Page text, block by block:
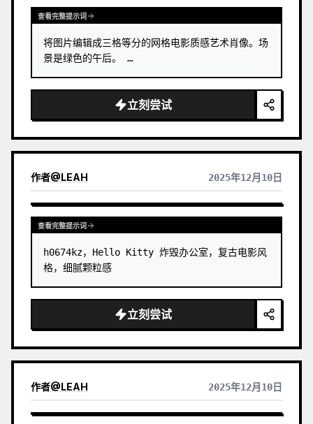
查看完整提示词
将图片编辑成三格等分的网格电影质感艺术肖像。场
景是绿色的午后。 …
立刻尝试
作者@LEAH 2025年12月10日
查看完整提示词
h0674kz，Hello Kitty 炸毁办公室，复古电影风
格，细腻颗粒感
立刻尝试
作者@LEAH 2025年12月10日